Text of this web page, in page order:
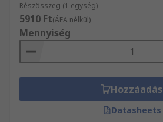
Részösszeg (1 egység)
5910 Ft(ÁFA nélkül)
Mennyiség
Hozzáadás
Datasheets